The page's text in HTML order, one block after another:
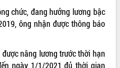
chức, đang hưởng lương bậc
ông nhận được thông báo
nâng lương trước thời hạn
ngày 1/1/2021 đủ thời gian